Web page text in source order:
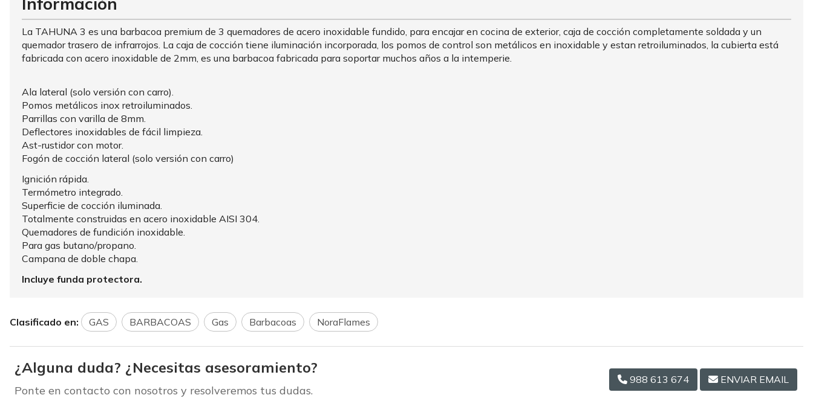
La TAHUNA 3 es una barbacoa premium de 3 quemadores de acero inoxidable fundido, para encajar en cocina de exterior, caja de cocción completamente soldada y un
quemador trasero de infrarrojos. La caja de cocción tiene iluminación incorporada, los pomos de control son metálicos en inoxidable y estan retroiluminados, la cubierta está
fabricada con acero inoxidable de 2mm, es una barbacoa fabricada para soportar muchos años a la intemperie.
Ala lateral (solo versión con carro).
Pomos metálicos inox retroiluminados.
Parrillas con varilla de 8mm.
Deflectores inoxidables de fácil limpieza.
Ast-rustidor con motor.
Fogón de cocción lateral (solo versión con carro)
Ignición rápida.
Termómetro integrado.
Superficie de cocción iluminada.
Totalmente construidas en acero inoxidable AISI 304.
Quemadores de fundición inoxidable.
Para gas butano/propano.
Campana de doble chapa.
Incluye funda protectora.
Clasificado en: GAS BARBACOAS Gas Barbacoas NoraFlames
¿Alguna duda? ¿Necesitas asesoramiento?
Ponte en contacto con nosotros y resolveremos tus dudas.
988 613 674 ENVIAR EMAIL